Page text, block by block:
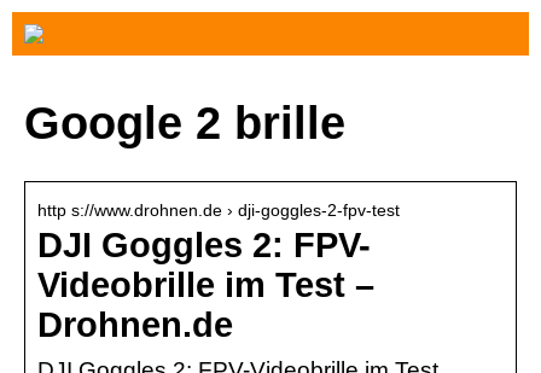
Google 2 brille
http s://www.drohnen.de › dji-goggles-2-fpv-test
DJI Goggles 2: FPV-
Videobrille im Test –
Drohnen.de